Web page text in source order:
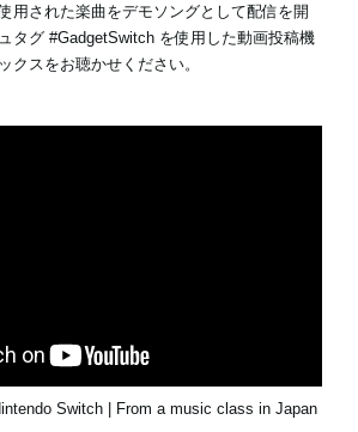
用された楽曲をデモソングとして配信を開
タグ #GadgetSwitch を使用した動画投稿機
クスをお聴かせください。
Switch | From a music class in Japan